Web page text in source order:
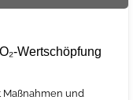
Wertschöpfung
und